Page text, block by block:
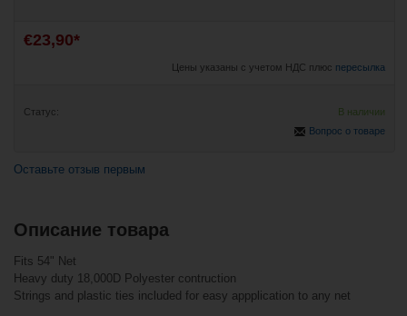
Оставьте отзыв первым
Имитатор
вратаря Base
Shooter - 137 x
Описание товара
Fits 54" Net
Heavy duty 18,000D Polyester contruction
Strings and plastic ties included for easy appplication to any net
€23,90*
Цены указаны с учетом НДС плюс пересылка
Статус:
В наличии
Вопрос о товаре